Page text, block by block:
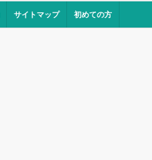
サイトマップ 初めての方